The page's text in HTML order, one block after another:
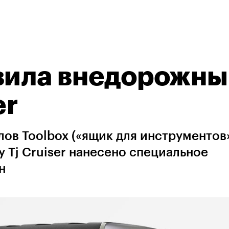
Toolbox («ящик для
Tj Cruiser нанесено специальное